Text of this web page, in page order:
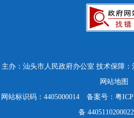
主办：汕头市人民政府办公室 技术保障：
网站地图
网站标识码：4405000014
备案号：粤
备